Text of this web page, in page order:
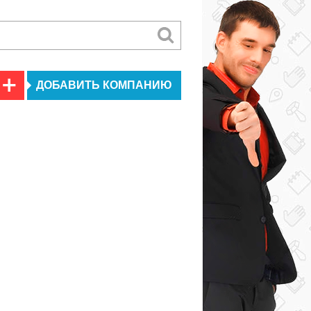
ДОБАВИТЬ КОМПАНИЮ